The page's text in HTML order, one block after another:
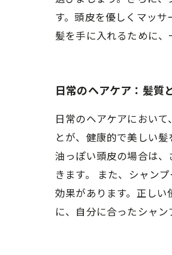
す。頭皮を優しくマッ
髪を手に入れるために、
日常のヘアケア：髪質
日常のヘアケアにおい
とが、健康的で美しい
油っぽい頭皮の場合は
きます。 また、シャン
効果があります。正し
に、自分に合ったシャ